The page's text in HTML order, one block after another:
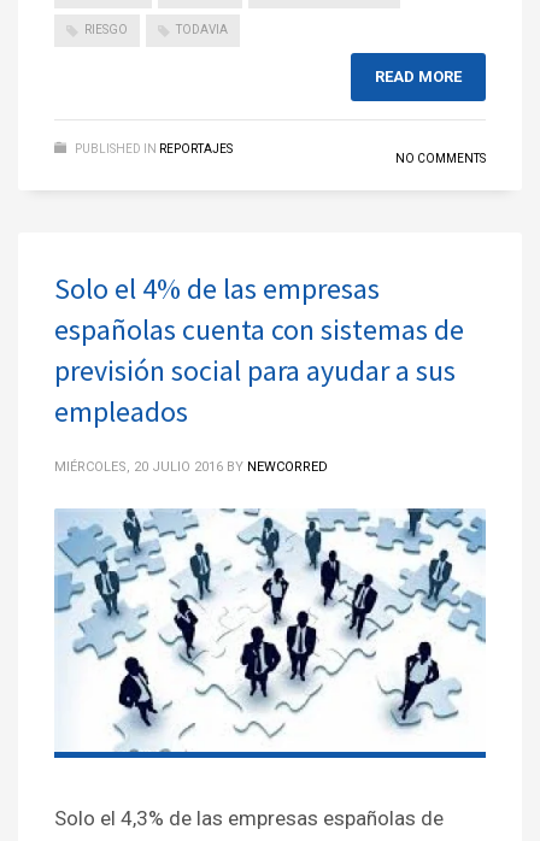
RIESGO TODAVIA
READ MORE
PUBLISHED IN REPORTAJES
NO COMMENTS
Solo el 4% de las empresas
españolas cuenta con sistemas de
previsión social para ayudar a sus
empleados
MIÉRCOLES, 20 JULIO 2016 BY NEWCORRED
Solo el 4,3% de las empresas españolas de